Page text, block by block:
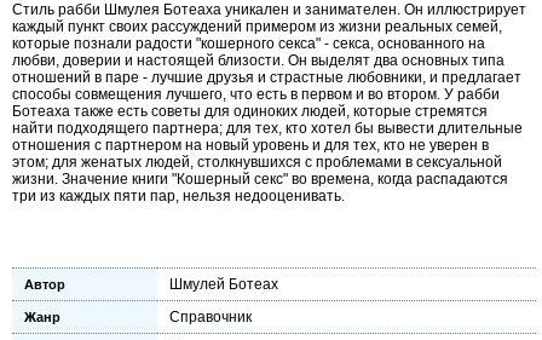
Стиль рабби Шмулея Ботеаха уникален и занимателен. Он иллюстрирует
каждый пункт своих рассуждений примером из жизни реальных семей,
которые познали радости "кошерного секса" - секса, основанного на
любви, доверии и настоящей близости. Он выделят два основных типа
отношений в паре - лучшие друзья и страстные любовники, и предлагает
способы совмещения лучшего, что есть в первом и во втором. У рабби
Ботеаха также есть советы для одиноких людей, которые стремятся
найти подходящего партнера; для тех, кто хотел бы вывести длительные
отношения с партнером на новый уровень и для тех, кто не уверен в
этом; для женатых людей, столкнувшихся с проблемами в сексуальной
жизни. Значение книги "Кошерный секс" во времена, когда распадаются
три из каждых пяти пар, нельзя недооценивать.
Автор Шмулей Ботеах
Жанр Справочник